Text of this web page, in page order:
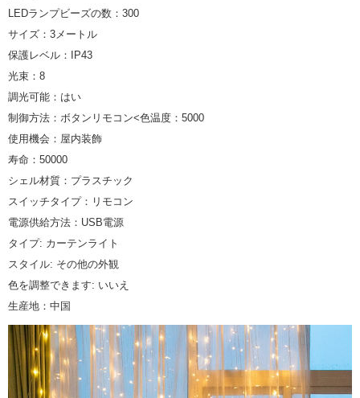
LEDランプビーズの数：300
サイズ：3メートル
保護レベル：IP43
光束：8
調光可能：はい
制御方法：ボタンリモコン<色温度：5000
使用機会：屋内装飾
寿命：50000
シェル材質：プラスチック
スイッチタイプ：リモコン
電源供給方法：USB電源
タイプ: カーテンライト
スタイル: その他の外観
色を調整できます: いいえ
生産地：中国